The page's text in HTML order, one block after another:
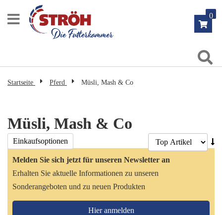
Inhalt
0
Startseite Pferd Müsli, Mash & Co
Müsli, Mash & Co
Einkaufsoptionen
Melden Sie sich jetzt für unseren Newsletter an
Erhalten Sie aktuelle Informationen zu unseren
Sonderangeboten und zu neuen Produkten
Hier anmelden